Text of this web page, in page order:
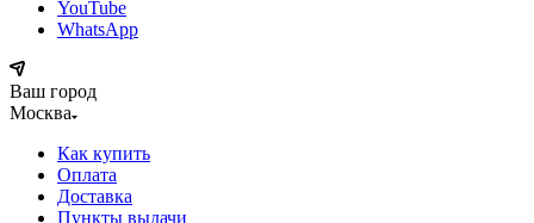
YouTube
WhatsApp
Ваш город
Москва
Как купить
Оплата
Доставка
Пункты выдачи